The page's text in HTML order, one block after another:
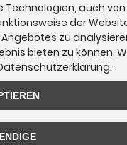
Technologien, auch von
der
zu
bieten zu können.